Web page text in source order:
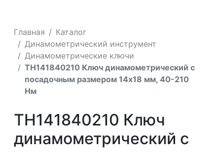
Главная
Каталог
Динамометрический инструмент
Динамометрические ключи
TH141840210 Ключ динамометрический с
посадочным размером 14х18 мм, 40-210
Нм
TH141840210 Ключ
динамометрический с